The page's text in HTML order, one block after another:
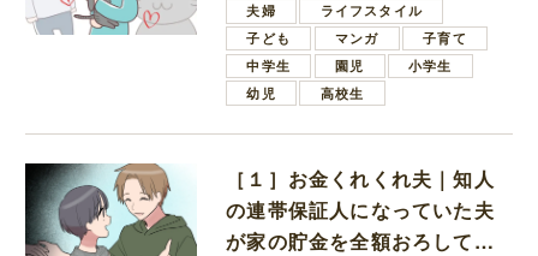
夫婦
ライフスタイル
子ども
マンガ
子育て
中学生
園児
小学生
幼児
高校生
［１］お金くれくれ夫｜知人
の連帯保証人になっていた夫
が家の貯金を全額おろしてほ